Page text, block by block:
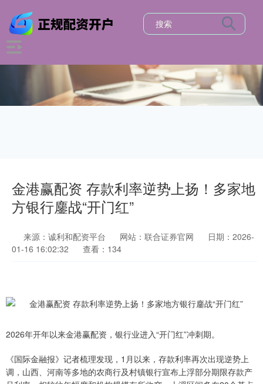
金港赢配资 存款利率逆势上扬！多家地
方银行鏖战“开门红”
来源：诚利和配资平台 网站：联合证券官网
日期：2026-
01-16 16:02:32
查看：134
2026年开年以来金港赢配资，银行业进入“开门红”冲刺期。
《国际金融报》记者梳理发现，1月以来，存款利率再次出现逆势上
调，山西、河南等多地的农商行及村镇银行宣布上浮部分期限存款产